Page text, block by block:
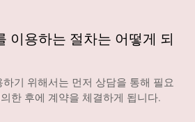
이용하는 절차는 어떻게 되
기 위해서는 먼저 상담을 통해 필요
한 후에 계약을 체결하게 됩니다.